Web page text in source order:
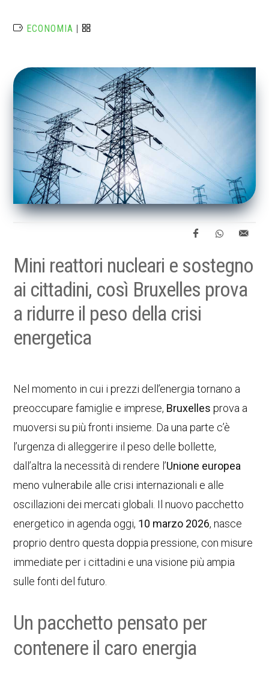
ECONOMIA |
Mini reattori nucleari e sostegno
ai cittadini, così Bruxelles prova
a ridurre il peso della crisi
energetica
Nel momento in cui i prezzi dell’energia tornano a
preoccupare famiglie e imprese, Bruxelles prova a
muoversi su più fronti insieme. Da una parte c’è
l’urgenza di alleggerire il peso delle bollette,
dall’altra la necessità di rendere l’Unione europea
meno vulnerabile alle crisi internazionali e alle
oscillazioni dei mercati globali. Il nuovo pacchetto
energetico in agenda oggi, 10 marzo 2026, nasce
proprio dentro questa doppia pressione, con misure
immediate per i cittadini e una visione più ampia
sulle fonti del futuro.
Un pacchetto pensato per
contenere il caro energia